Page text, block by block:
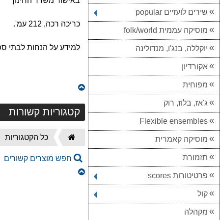
שירים לועזיים popular
מוסיקה עממית folk/world
יוקללה, בנג'ו, מנדולינה
אקורדיון
מפוחית
ג'אז, בלוז, רוק
Flexible ensembles
מוסיקה קאמרית
תזמורת
פרטיטורות scores
קול
מקהלה
כריכה רכה, 212 עמ'.
למידע על הנחות לבתי
קטגוריות קשורות
דף
הבית
כל הקטגוריות
חפש מוצרים קשורים